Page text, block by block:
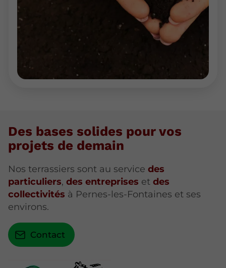
Des bases solides pour vos
projets de demain
Nos terrassiers sont au service des
particuliers, des entreprises et des
collectivités à Pernes-les-Fontaines et ses
environs.
Contact